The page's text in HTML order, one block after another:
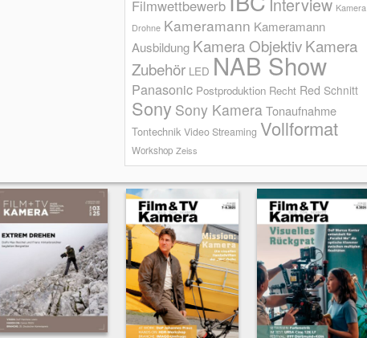
Filmwettbewerb Interview Kamera
Drohne Kameramann Kameramann
Ausbildung Kamera ObjektivKamera
Zubehör LED NAB Show
Panasonic Postproduktion Recht Red Schnitt
Sony Sony KameraTonaufnahme
Tontechnik Video Streaming Vollformat
Workshop Zeiss